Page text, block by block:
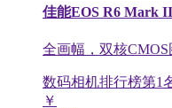
佳能EOS R6 Mark
全画幅，双核
数码相机排行榜第1
￥